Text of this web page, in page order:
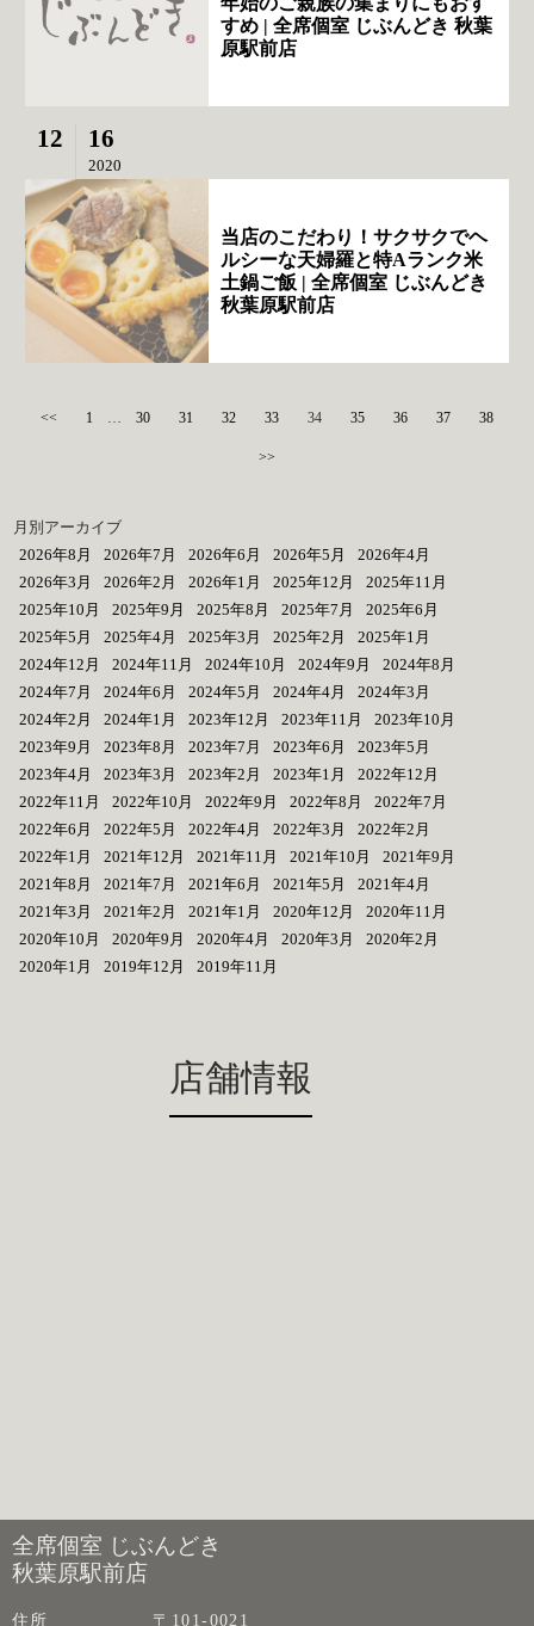
すめ | 全席個室 じぶんどき 秋葉
原駅前店
12 16
2020
当店のこだわり！サクサクでヘ
ルシーな天婦羅と特Aランク米
土鍋ご飯 | 全席個室 じぶんどき
秋葉原駅前店
<< 1 … 30 31 32 33 34 35 36 37 38
>>
月別アーカイブ
2026年8月
2026年7月 2026年6月 2026年5月
2026年4月
2026年3月
2026年2月 2026年1月 2025年12月
2025年11月
2025年10月
2025年9月 2025年8月 2025年7月
2025年6月
2025年5月
2025年4月 2025年3月 2025年2月
2025年1月
2024年12月
2024年11月 2024年10月 2024年9月
2024年8月
2024年7月
2024年6月 2024年5月 2024年4月
2024年3月
2024年2月
2024年1月 2023年12月 2023年11月
2023年10月
2023年9月
2023年8月 2023年7月 2023年6月
2023年5月
2023年4月
2023年3月 2023年2月 2023年1月
2022年12月
2022年11月
2022年10月 2022年9月 2022年8月
2022年7月
2022年6月
2022年5月 2022年4月 2022年3月
2022年2月
2022年1月
2021年12月 2021年11月 2021年10月
2021年9月
2021年8月
2021年7月 2021年6月 2021年5月
2021年4月
2021年3月
2021年2月 2021年1月 2020年12月
2020年11月
2020年10月
2020年9月 2020年4月 2020年3月
2020年2月
2020年1月
2019年12月 2019年11月
店舗情報
全席個室 じぶんどき
秋葉原駅前店
住所
〒101-0021